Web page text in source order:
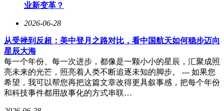
业新变革？
2026-06-28
从受挫到反超：美中登月之路对比，看中国航天如何稳步迈向
星辰大海
每一个年份、每一次进步，都像是一颗小小的星辰，汇聚成照
亮未来的光芒，照亮着人类不断追逐未知的脚步。 --- 如果您
希望，我可以帮您再把这篇文章改得更具叙事感，把每个年份
和科技事件都用故事化的方式串联…